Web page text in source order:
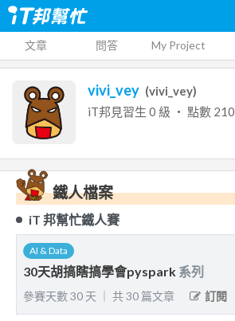
文章 問答 My Project
vivi_vey (vivi_vey)
iT邦見習生 0 級 ‧ 點數 210
鐵人檔案
iT 邦幫忙鐵人賽
AI & Data
30天胡搞瞎搞學會pyspark 系列
參賽天數30 天 共30 篇文章 訂閱